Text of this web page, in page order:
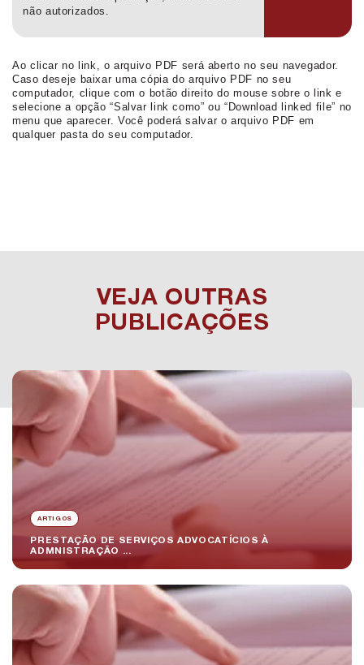
não autorizados.
Ao clicar no link, o arquivo PDF será aberto no seu navegador.
Caso deseje baixar uma cópia do arquivo PDF no seu
computador, clique com o botão direito do mouse sobre o link e
selecione a opção “Salvar link como” ou “Download linked file” no
menu que aparecer. Você poderá salvar o arquivo PDF em
qualquer pasta do seu computador.
VEJA OUTRAS
PUBLICAÇÕES
ARTIGOS
PRESTAÇÃO DE SERVIÇOS ADVOCATÍCIOS À
ADMNISTRAÇÃO ...